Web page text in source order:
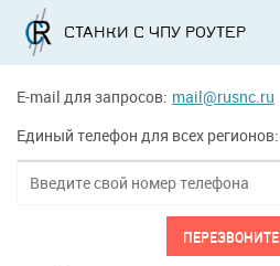
СТАНКИ С ЧПУ РОУТЕР
E-mail для запросов: mail@rusnc.ru
Единый телефон для всех регионов: